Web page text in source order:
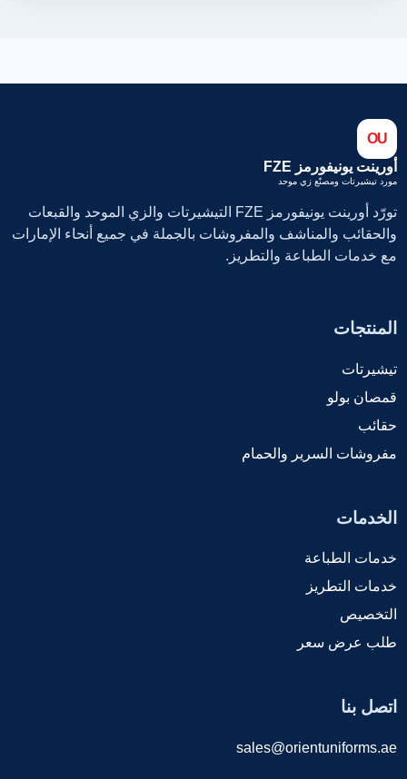
OU
أورينت يونيفورمز FZE
مورد تيشيرتات ومصنّع زي موحد
تورّد أورينت يونيفورمز FZE التيشيرتات والزي الموحد والقبعات
والحقائب والمناشف والمفروشات بالجملة في جميع أنحاء الإمارات
مع خدمات الطباعة والتطريز.
المنتجات
تيشيرتات
قمصان بولو
حقائب
مفروشات السرير والحمام
الخدمات
خدمات الطباعة
خدمات التطريز
التخصيص
طلب عرض سعر
اتصل بنا
sales@orientuniforms.ae